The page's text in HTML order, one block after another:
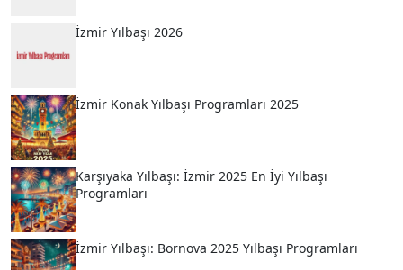
İzmir Yılbaşı 2026
İzmir Konak Yılbaşı Programları 2025
Karşıyaka Yılbaşı: İzmir 2025 En İyi Yılbaşı
Programları
İzmir Yılbaşı: Bornova 2025 Yılbaşı Programları